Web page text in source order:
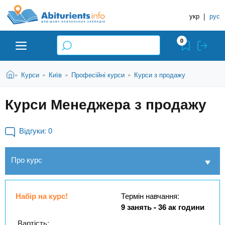
A
b
i
t
u
r
i
e
о
в
д
н
к
а
в
а
укр | рус
Абітурієнту
ЗВО (ВНЗ)
Приватні школи
0
В
т
т
Головна
» Курси » Київ » Професійні курси » Курси з продажу
Курси Менеджера з продажу
Відгуки: 0
Про курс
Набір на курс! Термін навчання:
9 занять - 36 ак години
Вартість: